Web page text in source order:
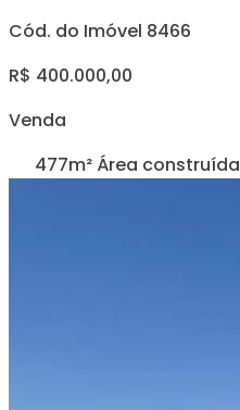
Cód. do Imóvel 8466
R$ 400.000,00
Venda
477m² Área construída